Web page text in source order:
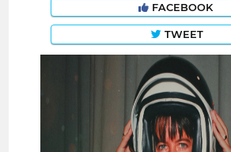
FACEBOOK
TWEET